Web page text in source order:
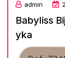
admin
Babyliss
yka